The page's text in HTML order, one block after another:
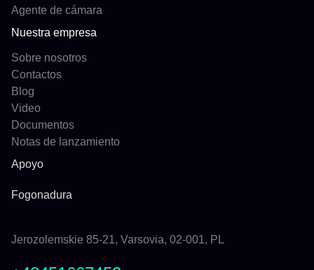
Agente de cámara
Nuestra empresa
Sobre nosotros
Contactos
Blog
Video
Documentos
Notas de lanzamiento
Apoyo
Fogonadura
Jerozolemskie 85-21, Varsovia, 02-001, PL